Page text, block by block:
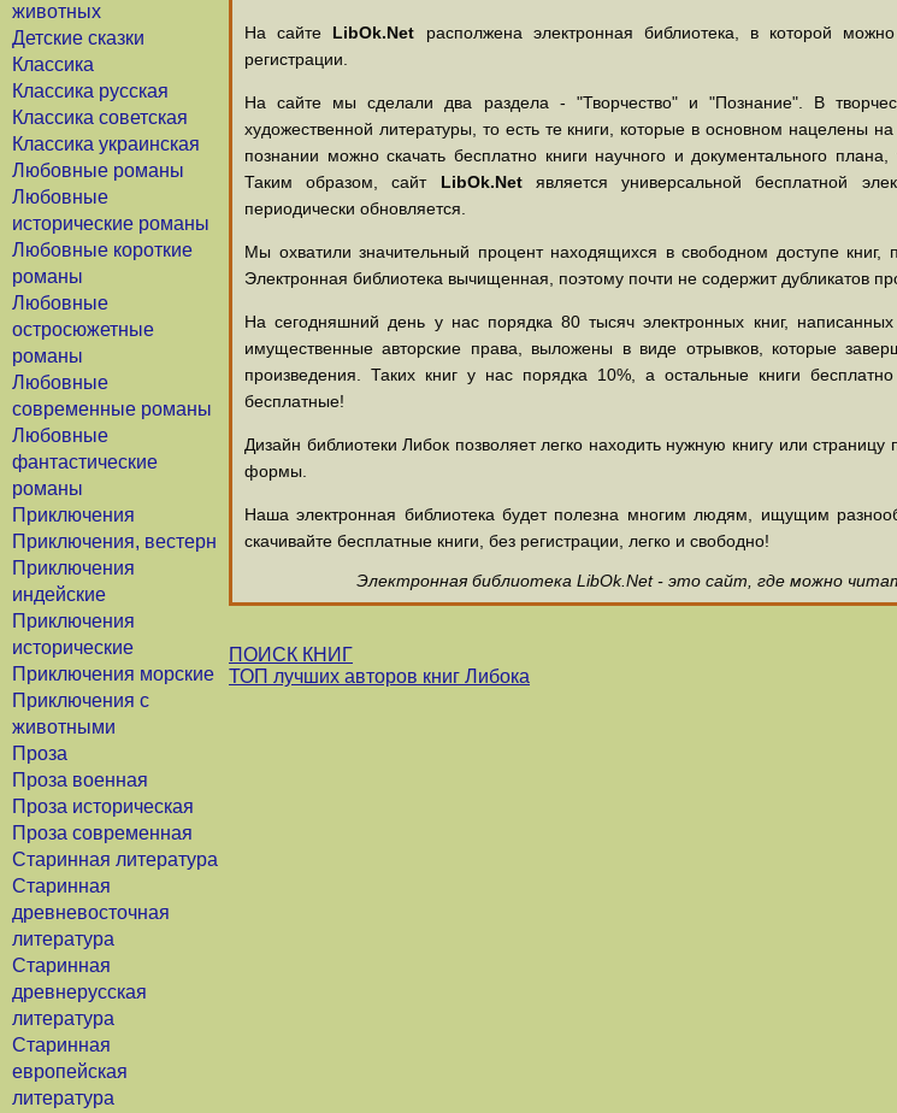
животных
Детские сказки
Классика
Классика русская
Классика советская
Классика украинская
Любовные романы
Любовные
исторические романы
Любовные короткие
романы
Любовные
остросюжетные
романы
Любовные
современные романы
Любовные
фантастические
романы
Приключения
Приключения, вестерн
Приключения
индейские
Приключения
исторические
Приключения морские
Приключения с
животными
Проза
Проза военная
Проза историческая
Проза современная
Старинная литература
Старинная
древневосточная
литература
Старинная
древнерусская
литература
Старинная
европейская
литература
На сайте LibOk.Net располжена электронная библиотека, в которой
регистрации.
На сайте мы сделали два раздела - "Творчество" и "Познание". В
художественной литературы, то есть те книги, которые в основном нацелены
познании можно скачать бесплатно книги научного и документального
Таким образом, сайт LibOk.Netявляется универсальной бесплатной
периодически обновляется.
Мы охватили значительный процент находящихся в свободном доступе
Электронная библиотека вычищенная, поэтому почти не содержит дубликатов
На сегодняшний день у нас порядка 80 тысяч электронных книг,
имущественные авторские права, выложены в виде отрывков, которые
произведения. Таких книг у нас порядка 10%, а остальные книги
бесплатные!
Дизайн библиотеки Либок позволяет легко находить нужную книгу или
формы.
Наша электронная библиотека будет полезна многим людям, ищущим
скачивайте бесплатные книги, без регистрации, легко и свободно!
Электронная библиотека LibOk.Net - это сайт, где можно
ПОИСК КНИГ
ТОП лучших авторов книг Либока